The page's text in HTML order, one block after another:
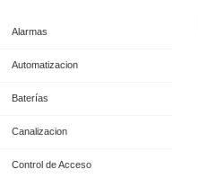
Alarmas
Automatizacion
Baterías
Canalizacion
Control de Acceso